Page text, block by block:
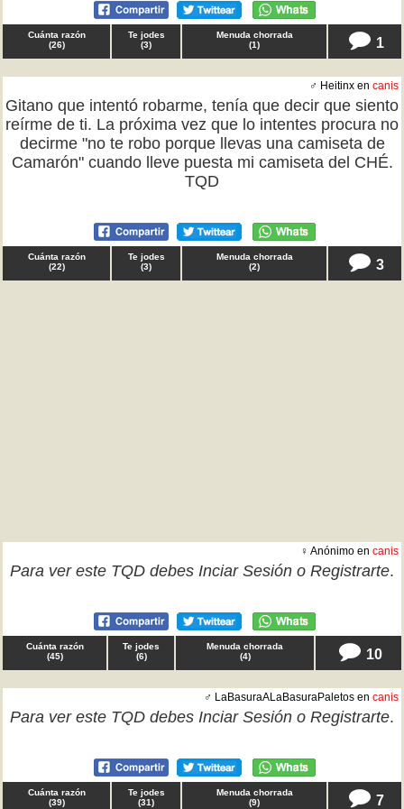
Cuánta razón
(26)
Te jodes
(3)
Menuda chorrada
(1) 1
♂ Heitinx en canis
Gitano que intentó robarme, tenía que decir que siento
reírme de ti. La próxima vez que lo intentes procura no
decirme "no te robo porque llevas una camiseta de
Camarón" cuando lleve puesta mi camiseta del CHÉ.
TQD
Cuánta razón
(22)
Te jodes
(3)
Menuda chorrada
(2) 3
♀ Anónimo en canis
Para ver este TQD debes Inciar Sesión o Registrarte.
Cuánta razón
(45)
Te jodes
(6)
Menuda chorrada
(4) 10
♂ LaBasuraALaBasuraPaletos en canis
Para ver este TQD debes Inciar Sesión o Registrarte.
Cuánta razón
(39)
Te jodes
(31)
Menuda chorrada
(9) 7